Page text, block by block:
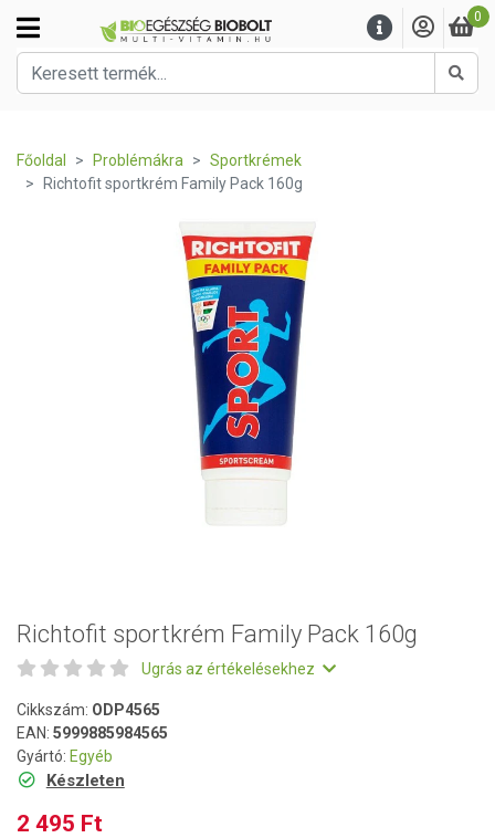
0
Főoldal Problémákra
Sportkrémek
Richtofit sportkrém Family Pack 160g
Richtofit sportkrém Family Pack 160g
Ugrás az értékelésekhez
Cikkszám: ODP4565
EAN: 5999885984565
Gyártó: Egyéb
Készleten
2 495 Ft